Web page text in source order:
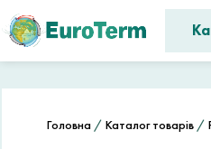
Головна / Каталог товарів /